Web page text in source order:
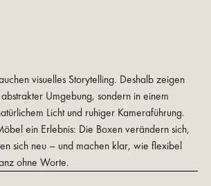
visuelles Storytelling. Deshalb zeigen
Umgebung, sondern in einem
Licht und ruhiger Kameraführung.
ein Erlebnis: Die Boxen verändern sich,
sich neu – und machen klar, wie flexibel
ohne Worte.